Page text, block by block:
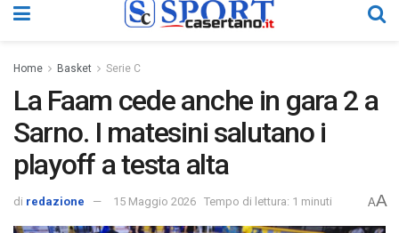
Home Basket Serie C
La Faam cede anche in gara 2 a
Sarno. I matesini salutano i
playoff a testa alta
di redazione 15 Maggio 2026 Tempo di lettura: 1 minuti AA